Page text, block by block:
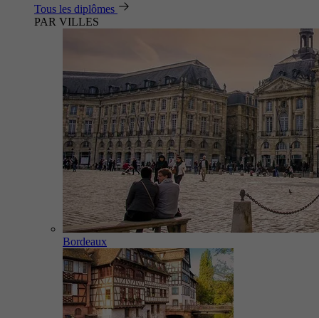
Tous les diplômes
PAR VILLES
Bordeaux